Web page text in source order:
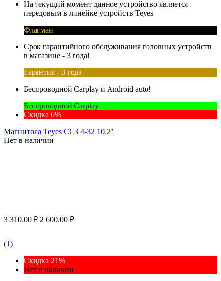
На текущий момент данное устройство является
передовым в линейке устройств Teyes
Флагман
Срок гарантийного обслуживания головных устройств
в магазине - 3 года!
Гарантия - 3 года
Беспроводной Carplay и Android auto!
Беспроводной Carplay
Скидка 6%
Магнитола Teyes CC3 4-32 10.2"
Нет в наличии
3 310.00 ₽ 2 600.00 ₽
(1)
Скидка 21%
Нет в наличии